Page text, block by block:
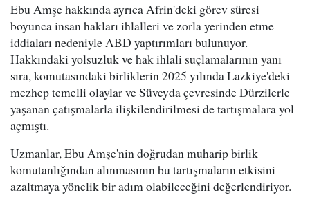
Ebu Amşe hakkında ayrıca Afrin'deki görev süresi
boyunca insan hakları ihlalleri ve zorla yerinden etme
iddiaları nedeniyle ABD yaptırımları bulunuyor.
Hakkındaki yolsuzluk ve hak ihlali suçlamalarının yanı
sıra, komutasındaki birliklerin 2025 yılında Lazkiye'deki
mezhep temelli olaylar ve Süveyda çevresinde Dürzilerle
yaşanan çatışmalarla ilişkilendirilmesi de tartışmalara yol
açmıştı.
Uzmanlar, Ebu Amşe'nin doğrudan muharip birlik
komutanlığından alınmasının bu tartışmaların etkisini
azaltmaya yönelik bir adım olabileceğini değerlendiriyor.